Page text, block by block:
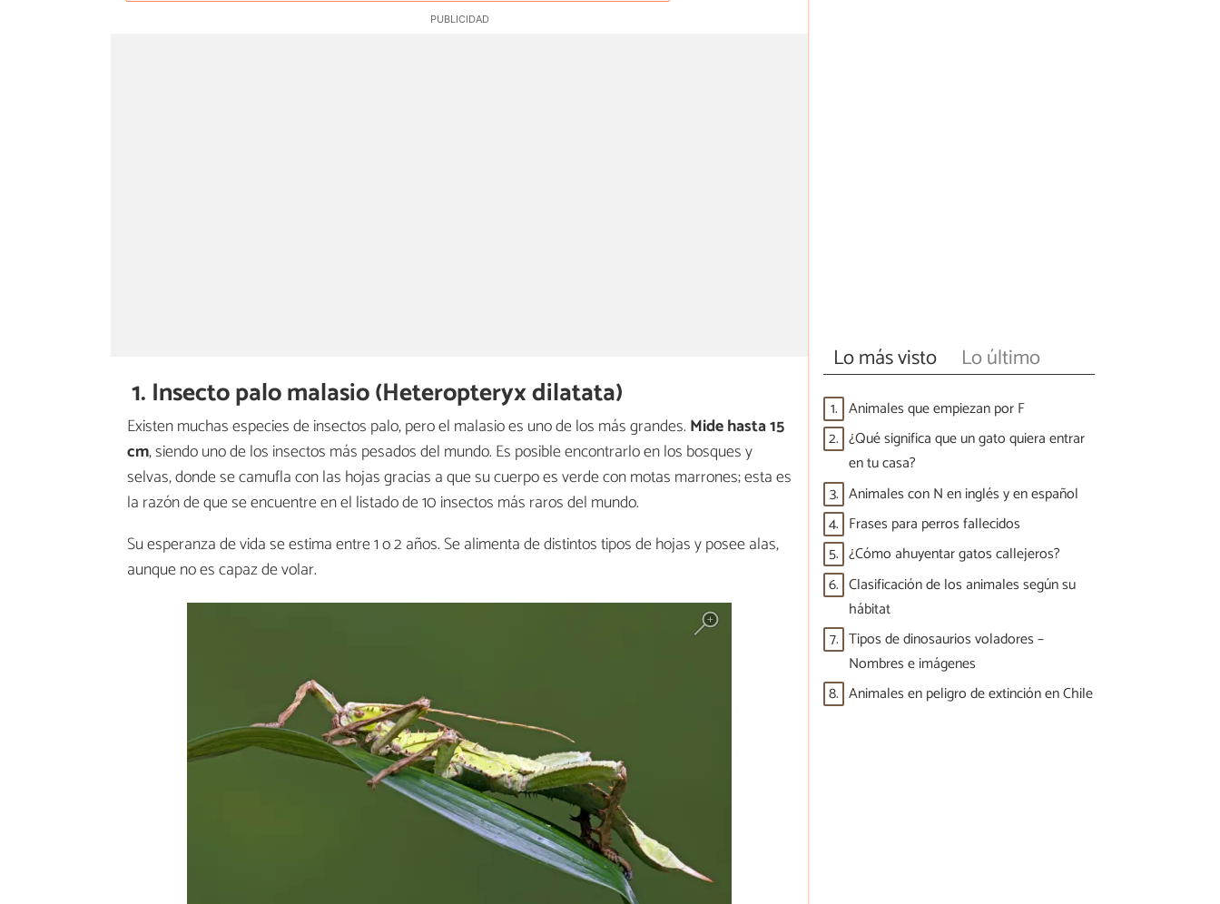
1. Insecto palo malasio (Heteropteryx dilatata)
Existen muchas especies de insectos palo, pero el malasio es uno de los más grandes. Mide hasta 15
cm, siendo uno de los insectos más pesados del mundo. Es posible encontrarlo en los bosques y
selvas, donde se camufla con las hojas gracias a que su cuerpo es verde con motas marrones; esta es
la razón de que se encuentre en el listado de 10 insectos más raros del mundo.
Su esperanza de vida se estima entre 1 o 2 años. Se alimenta de distintos tipos de hojas y posee alas,
aunque no es capaz de volar.
Lo más visto Lo último
1. Animales que empiezan por F
2. ¿Qué significa que un gato quiera entrar
en tu casa?
3. Animales con N en inglés y en español
4. Frases para perros fallecidos
5. ¿Cómo ahuyentar gatos callejeros?
6. Clasificación de los animales según su
hábitat
7. Tipos de dinosaurios voladores –
Nombres e imágenes
8. Animales en peligro de extinción en Chile